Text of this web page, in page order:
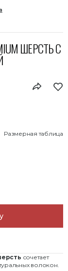
ШЕРСТЬ С
Размерная таблица
сочетает
волокон.